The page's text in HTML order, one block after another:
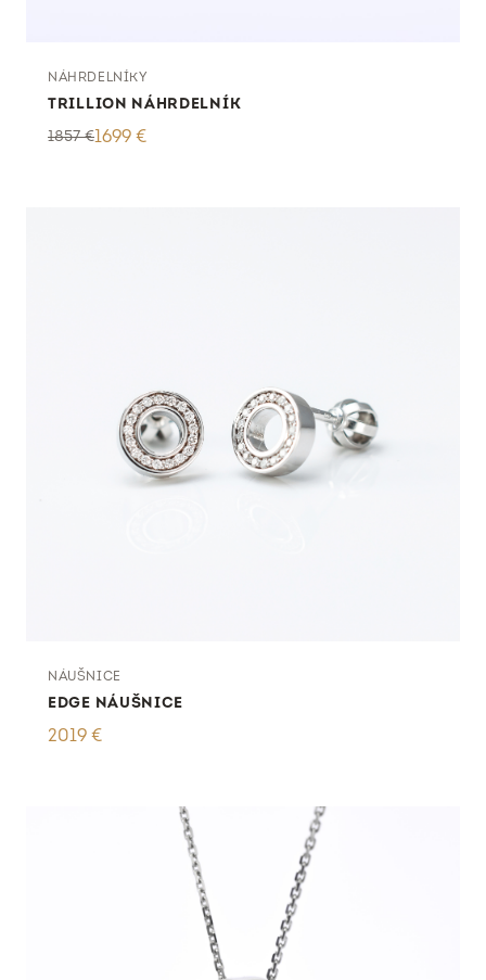
NÁHRDELNÍKY
TRILLION NÁHRDELNÍK
1857€1699 €
NÁUŠNICE
EDGE NÁUŠNICE
2019 €